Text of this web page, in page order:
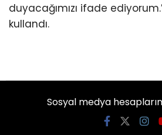
duyacağımızı ifade
kullandı.
Sosyal medya